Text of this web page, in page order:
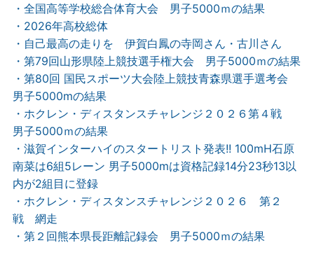
・全国高等学校総合体育大会 男子5000ｍの結果
・2026年高校総体
・自己最高の走りを 伊賀白鳳の寺岡さん・古川さん
・第79回山形県陸上競技選手権大会 男子5000ｍの結果
・第80回 国民スポーツ大会陸上競技青森県選手選考会
男子5000mの結果
・ホクレン・ディスタンスチャレンジ２０２６第４戦
男子5000ｍの結果
・滋賀インターハイのスタートリスト発表!! 100mH石原
南菜は6組5レーン 男子5000mは資格記録14分23秒13以
内が2組目に登録
・ホクレン・ディスタンスチャレンジ２０２６ 第２
戦 網走
・第２回熊本県長距離記録会 男子5000ｍの結果